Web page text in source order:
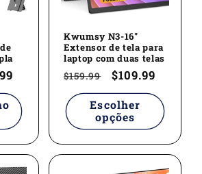
Kwumsy N3-16"
Extensor de tela para
laptop com duas telas
Preço
normal
$159.99
Preço
promocional
$109.99
Escolher
opções